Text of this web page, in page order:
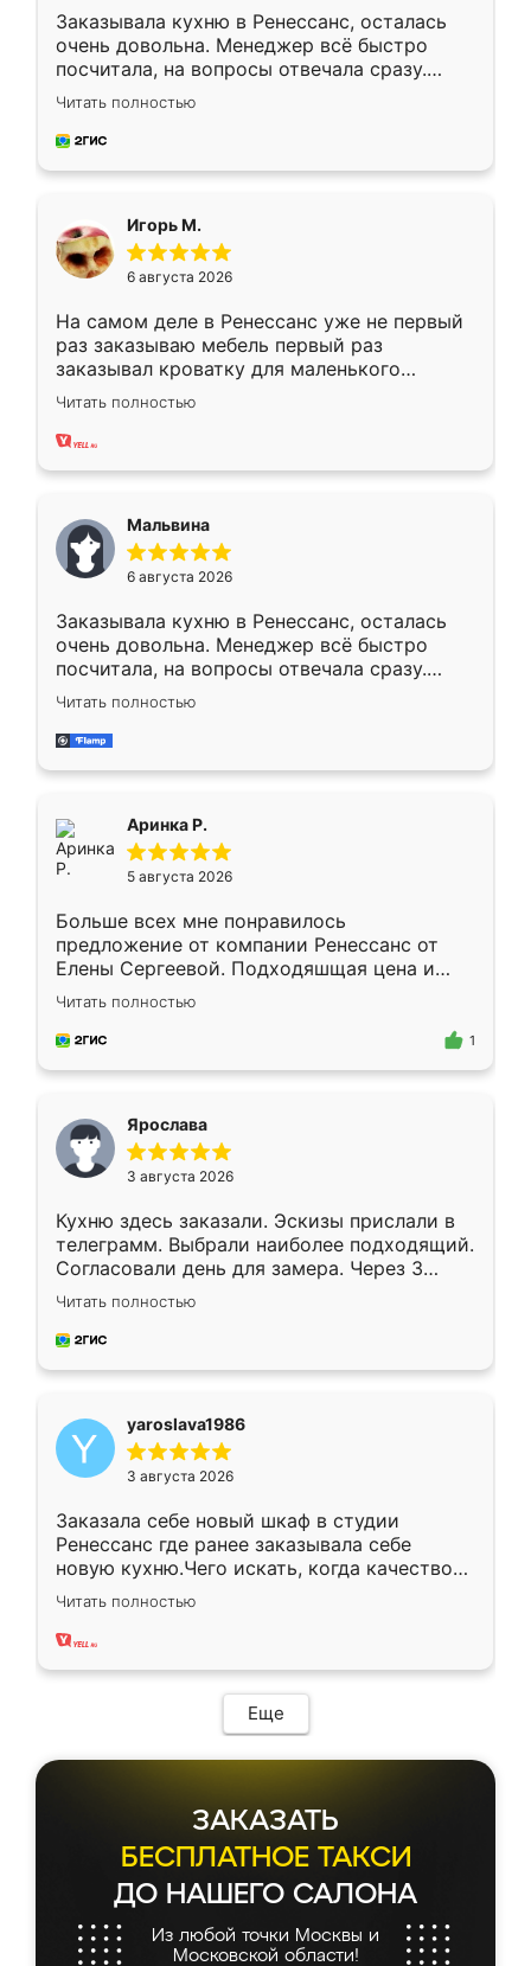
Заказывала кухню в Ренессанс, осталась
очень довольна. Менеджер всё быстро
посчитала, на вопросы отвечала сразу.
Замерщик приехал в субботу, подошёл к
делу со всей ответственностью. Собрали
за день, ребята работали аккуратно, даже
Читать полностью
Игорь М.
6 августа 2026
На самом деле в Ренессанс уже не первый
раз заказываю мебель первый раз
заказывал кроватку для маленького
ребёнка при его рождении ,во второй раз
заказал шкаф-купе. По качеству очень
хорошее сборка достаточно быстрая,
меньше, здесь же он более разнообразный.
Мне нравится ,если что-то потребуется из
мебели буду заказывать только здесь.
Читать полностью
Мальвина
6 августа 2026
Заказывала кухню в Ренессанс, осталась
очень довольна. Менеджер всё быстро
посчитала, на вопросы отвечала сразу.
Замерщик приехал в субботу, подошёл к
делу со всей ответственностью. Собрали
за день, ребята работали аккуратно, даже
Читать полностью
Аринка Р.
5 августа 2026
Больше всех мне понравилось
предложение от компании Ренессанс от
Елены Сергеевой. Подходяшщая цена и
короткие сроки изготовления. Приехавший
для замера сотрудник Владислав
предложил по моему эскизу самый
Читать полностью
1
Ярослава
3 августа 2026
Кухню здесь заказали. Эскизы прислали в
телеграмм. Выбрали наиболее подходящий.
Согласовали день для замера. Через 3
недели кухня была уже готова. Остались
довольны работой. Спасибо Ренессанс
мебель за качественную работу!
Читать полностью
yaroslava1986
3 августа 2026
Заказала себе новый шкаф в студии
Ренессанс где ранее заказывала себе
новую кухню.Чего искать, когда качеством
вполне довольна. Служит кухня уже почти
два года, нареканий нет.
Читать полностью
Еще
ЗАКАЗАТЬ
БЕСПЛАТНОЕ ТАКСИ
ДО НАШЕГО САЛОНА
Из любой точки Москвы и
Московской области!